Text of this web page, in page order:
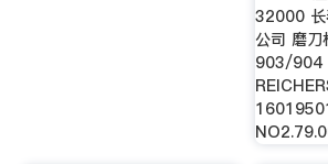
32000 长
公司 磨
903/904